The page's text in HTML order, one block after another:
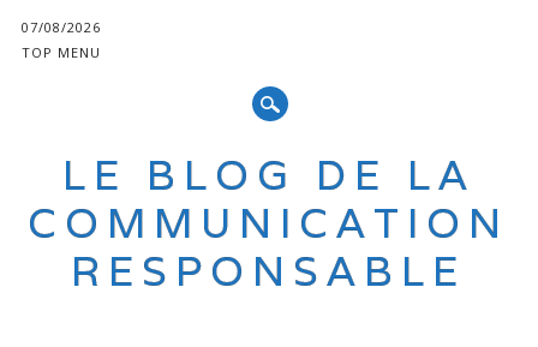
07/08/2026
TOP MENU
LE BLOG DE LA
COMMUNICATION
RESPONSABLE